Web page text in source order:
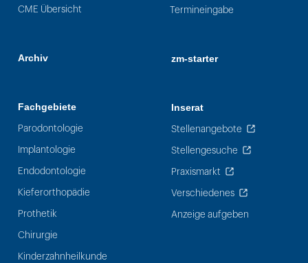
CME Übersicht
Archiv
Fachgebiete
Parodontologie
Implantologie
Endodontologie
Kieferorthopädie
Prothetik
Chirurgie
Kinderzahnheilkunde
Termineingabe
zm-starter
Inserat
Stellenangebote
Stellengesuche
Praxismarkt
Verschiedenes
Anzeige aufgeben